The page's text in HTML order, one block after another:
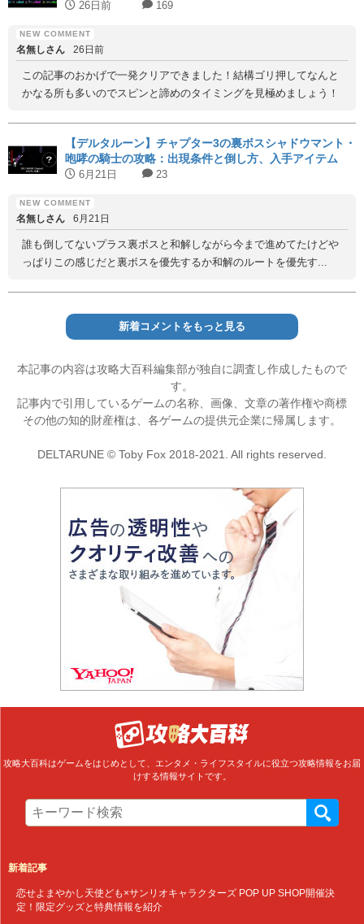
26日前 169
名無しさん 26日前
この記事のおかげで一発クリアできました！結構ゴリ押してなんと
かなる所も多いのでスピンと諦めのタイミングを見極めましょう！
【デルタルーン】チャプター3の裏ボスシャドウマント・
咆哮の騎士の攻略：出現条件と倒し方、入手アイテム
6月21日 23
名無しさん 6月21日
誰も倒してないプラス裏ボスと和解しながら今まで進めてたけどや
っぱりこの感じだと裏ボスを優先するか和解のルートを優先す...
新着コメントをもっと見る
本記事の内容は攻略大百科編集部が独自に調査し作成したもので
す。
記事内で引用しているゲームの名称、画像、文章の著作権や商標
その他の知的財産権は、各ゲームの提供元企業に帰属します。
DELTARUNE © Toby Fox 2018-2021. All rights reserved.
攻略大百科はゲームをはじめとして、エンタメ・ライフスタイルに役立つ攻略情報をお届
けする情報サイトです。
新着記事
恋せよまやかし天使ども×サンリオキャラクターズ POP UP SHOP開催決
定！限定グッズと特典情報を紹介